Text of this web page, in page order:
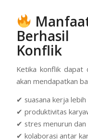
Konflik
Ketika konflik dapat
akan mendapatkan
✔ suasana kerja
✔ produktivitas
✔ stres menurun
✔ kolaborasi antar